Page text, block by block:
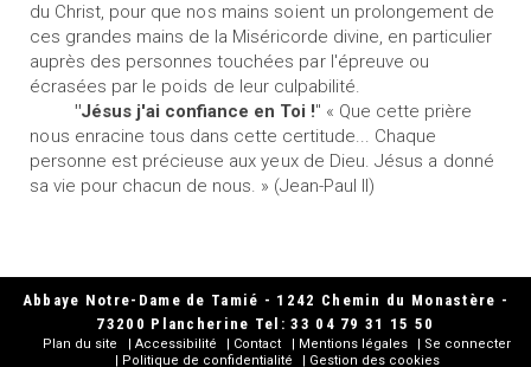
du Christ, pour que nos mains soient un prolongement de
ces grandes mains de la Miséricorde divine, en particulier
auprès des personnes touchées par l'épreuve ou
écrasées par le poids de leur culpabilité.
"Jésus j'ai confiance en Toi !" « Que cette prière
nous enracine tous dans cette certitude... Chaque
personne est précieuse aux yeux de Dieu. Jésus a donné
sa vie pour chacun de nous. » (Jean-Paul II)
Abbaye Notre-Dame de Tamié - 1242 Chemin du Monastère -
73200 Plancherine Tel: 33 04 79 31 15 50
Plan du site Accessibilité Contact Mentions légales
Se connecter
Politique de confidentialité
Gestion des cookies